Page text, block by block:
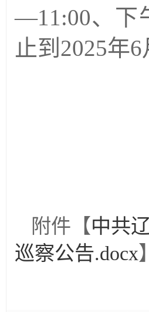
—11:00、下
止到2025年
附件【中共
巡察公告.docx